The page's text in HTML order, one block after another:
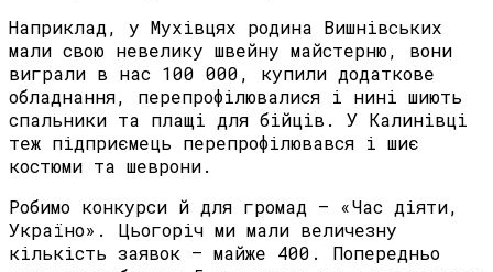
Наприклад, у Мухівцях родина Вишнівських
мали свою невелику швейну майстерню, вони
виграли в нас 100 000, купили додаткове
обладнання, перепрофілювалися і нині шиють
спальники та плащі для бійців. У Калинівці
теж підприємець перепрофілювався і шиє
костюми та шеврони.
Робимо конкурси й для громад – «Час діяти,
Україно». Цьогоріч ми мали величезну
кількість заявок – майже 400. Попередньо